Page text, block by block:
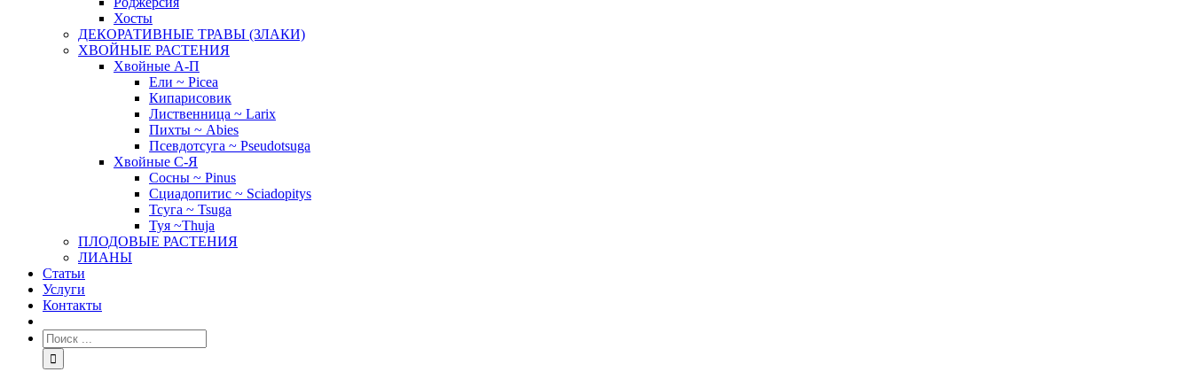
Хосты
ДЕКОРАТИВНЫЕ ТРАВЫ (ЗЛАКИ)
ХВОЙНЫЕ РАСТЕНИЯ
Хвойные А-П
Ели ~ Picea
Кипарисовик
Лиственница ~ Larix
Пихты ~ Abies
Псевдотсуга ~ Pseudotsuga
Хвойные С-Я
Сосны ~ Pinus
Сциадопитис ~ Sciadopitys
Тсуга ~ Tsuga
Туя ~Thuja
ПЛОДОВЫЕ РАСТЕНИЯ
ЛИАНЫ
Статьи
Услуги
Контакты